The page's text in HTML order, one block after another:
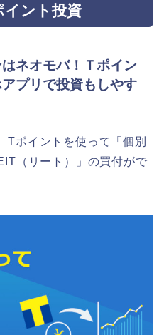
イント投資
ネオモバ！Ｔポイン
プリで投資もしやす
Tポイントを使って「個別
（リート）」の買付がで